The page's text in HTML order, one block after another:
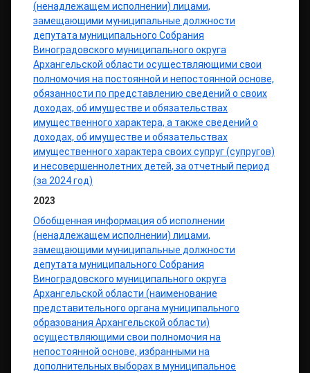
(ненадлежащем исполнении) лицами,
замещающими муниципальные должности
депутата муниципального Собрания
Виноградовского муниципального округа
Архангельской области осуществляющими свои
полномочия на постоянной и непостоянной основе,
обязанности по представлению сведений о своих
доходах, об имуществе и обязательствах
имущественного характера, а также сведений о
доходах, об имуществе и обязательствах
имущественного характера своих супруг (супругов)
и несовершеннолетних детей, за отчетный период
(за 2024 год)
2023
Обобщенная информация об исполнении
(ненадлежащем исполнении) лицами,
замещающими муниципальные должности
депутата муниципального Собрания
Виноградовского муниципального округа
Архангельской области (наименование
представительного органа муниципального
образования Архангельской области)
осуществляющими свои полномочия на
непостоянной основе, избранными на
дополнительных выборах в муниципальное